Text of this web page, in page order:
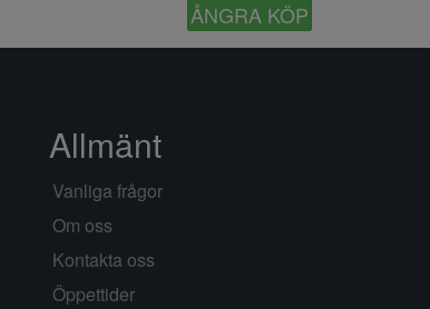
ÅNGRA KÖP
Allmänt
Vanliga frågor
Om oss
Kontakta oss
Öppettider